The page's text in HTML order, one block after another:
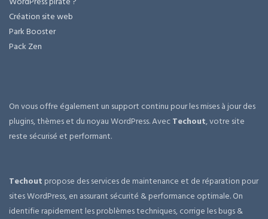
Création site web
Park Booster
Pack Zen
On vous offre également un support continu pour les mises à jour des
plugins, thèmes et du noyau WordPress. AvecTechout, votre site
reste sécurisé et performant.
Techout propose des services de maintenance et de réparation pour
sites WordPress, en assurant sécurité & performance optimale. On
identifie rapidement les problèmes techniques, corrige les bugs &